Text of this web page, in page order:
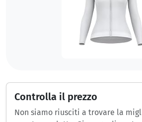
Controlla il prezzo
Non siamo riusciti a trovare la